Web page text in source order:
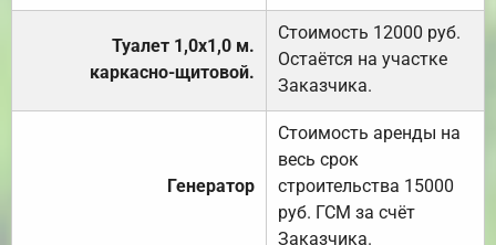
Туалет 1,0х1,0 м.
каркасно-щитовой.
Стоимость 12000 руб.
Остаётся на участке
Заказчика.
Генератор
Стоимость аренды на
весь срок
строительства 15000
руб. ГСМ за счёт
Заказчика.